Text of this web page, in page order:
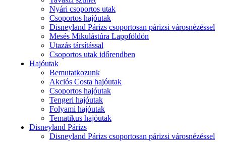
Nyári csoportos utak
Csoportos hajóutak
Disneyland Párizs csoportosan párizsi városnézéssel
Mesés Mikulástúra Lappföldön
Utazás társítással
Csoportos utak időrendben
Hajóutak
Bemutatkozunk
Akciós Costa hajóutak
Csoportos hajóutak
Tengeri hajóutak
Folyami hajóutak
Tematikus hajóutak
Disneyland Párizs
Disneyland Párizs csoportosan párizsi városnézéssel